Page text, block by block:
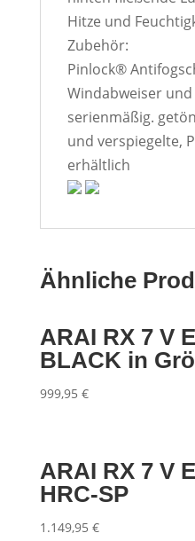
Hitze und
Zubehör:
Pinlock®
Windabweiser
serienmäßig.
und verspiegelte,
erhältlich
Ähnliche
ARAI RX 7 V
BLACK in
999,95 €
ARAI RX 7 V
HRC-SP
1.149,95 €